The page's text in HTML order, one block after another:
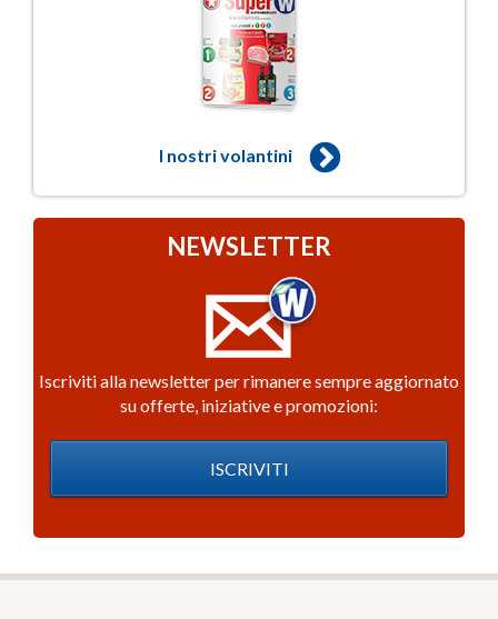
I nostri volantini
NEWSLETTER
Iscriviti alla newsletter per rimanere sempre aggiornato
su offerte, iniziative e promozioni:
ISCRIVITI